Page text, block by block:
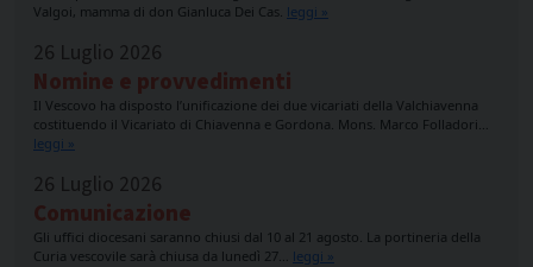
Valgoi, mamma di don Gianluca Dei Cas. leggi »
26 Luglio 2026
Nomine e provvedimenti
Il Vescovo ha disposto l’unificazione dei due vicariati della Valchiavenna
costituendo il Vicariato di Chiavenna e Gordona. Mons. Marco Folladori…
leggi »
26 Luglio 2026
Comunicazione
Gli uffici diocesani saranno chiusi dal 10 al 21 agosto. La portineria della
Curia vescovile sarà chiusa da lunedì 27… leggi »